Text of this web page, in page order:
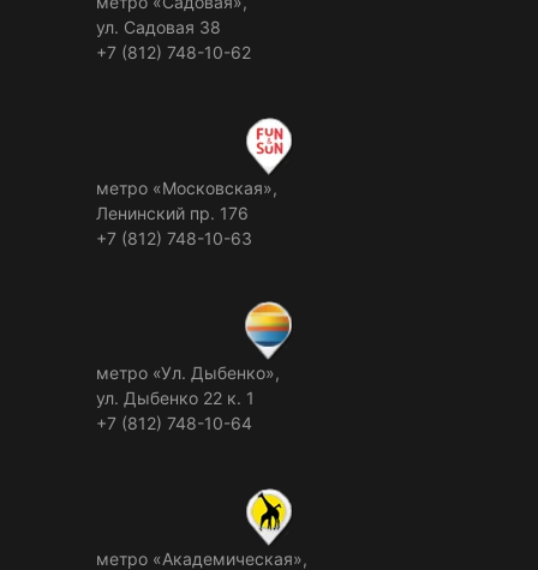
ул. Садовая 38
+7 (812) 748-10-62
метро «Московская»,
Ленинский пр. 176
+7 (812) 748-10-63
метро «Ул. Дыбенко»,
ул. Дыбенко 22 к. 1
+7 (812) 748-10-64
метро «Академическая»,